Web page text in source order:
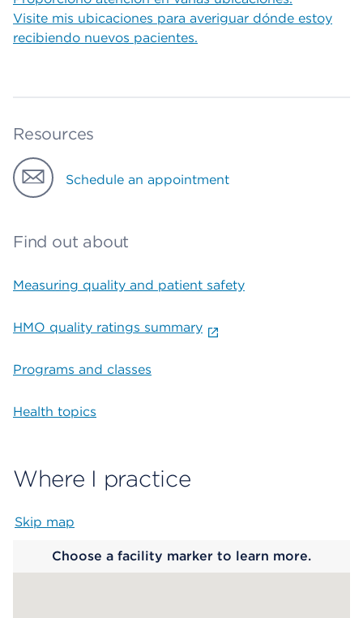
Visite mis ubicaciones para averiguar dónde estoy
recibiendo nuevos pacientes.
Resources
Schedule an appointment
Find out about
Measuring quality and patient safety
HMO quality ratings summary
Programs and classes
Health topics
Where I practice
Skip map
Choose a facility marker to learn more.